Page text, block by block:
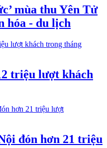
mùa thu Yên Tử
hóa - du lịch
triệu lượt khách
đón hơn 21 triệu